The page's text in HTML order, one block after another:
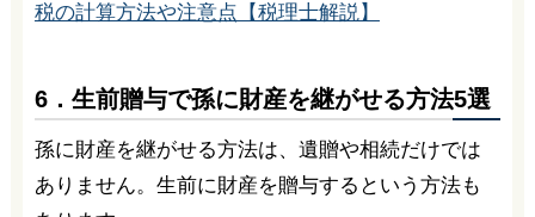
税の計算方法や注意点【税理士解説】
6．生前贈与で孫に財産を継がせる方法5選
孫に財産を継がせる方法は、遺贈や相続だけでは
ありません。生前に財産を贈与するという方法も